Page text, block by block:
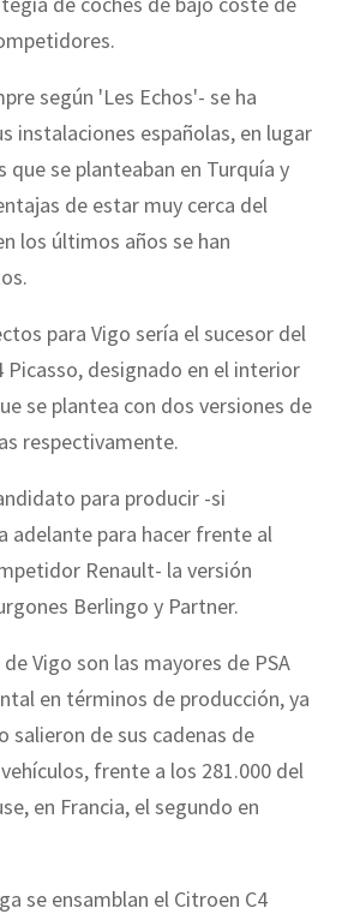
según 'Les Echos'- se ha
instalaciones españolas, en lugar
que se planteaban en Turquía y
de estar muy cerca del
los últimos años se han
para Vigo sería el sucesor del
Picasso, designado en el interior
se plantea con dos versiones de
respectivamente.
para producir -si
adelante para hacer frente al
Renault- la versión
Berlingo y Partner.
Vigo son las mayores de PSA
en términos de producción, ya
salieron de sus cadenas de
frente a los 281.000 del
en Francia, el segundo en
se ensamblan el Citroen C4